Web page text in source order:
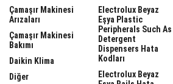
Çamaşır Makinesi
Arızaları
Çamaşır Makinesi
Bakımı
Daikin Klima
Diğer
Electrolux Beyaz
Eşya Plastic
Peripherals Such As
Detergent
Dispensers Hata
Kodları
Electrolux Beyaz